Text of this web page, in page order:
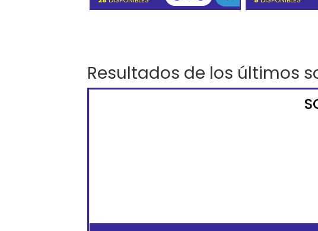
Resultados de los últimos